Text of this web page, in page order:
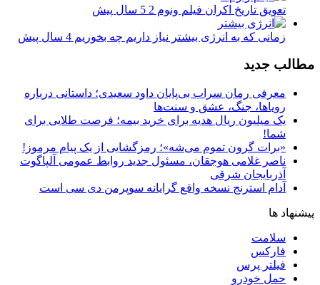
تعویق تاریخ اکران فیلم ونوم 2 5 سال پیش
زمانی که به انرژی بیشتر نیاز داریم چه بخوریم 4 سال پیش
مطالب جدید
معرفی رمان سراب بی‌پایان داود سعیدی؛ داستانی درباره
رویاها، جنگ، عشق و سنت‌ها
یک میلیون ریال هدیه برای خرید بیمه؛ فرصت طلایی برای
شما!
«برات گرون تموم می‌شه»؛ رمزگشایی از یک پیام مرموز!
ناصر غلامی هوجقان، مسئول جدید روابط عمومی آلپاگوت
آذربایجان شرقی
آدام استرنج نسخه واقع گرایانه سوپرمن دی سی است
پیشنهاد ها
سلامت
فارکس
فیلتر پرس
حمل خودرو